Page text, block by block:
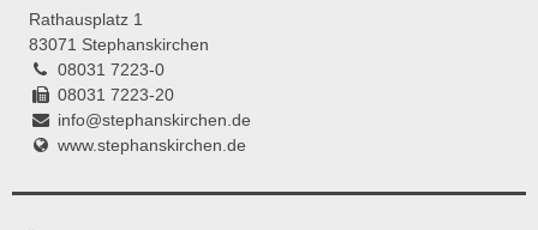
Rathausplatz 1
83071 Stephanskirchen
08031 7223-0
08031 7223-20
info@stephanskirchen.de
www.stephanskirchen.de